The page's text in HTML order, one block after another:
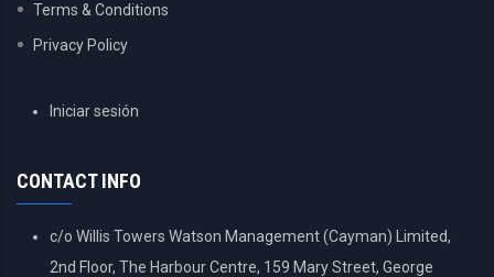
Terms & Conditions
Privacy Policy
USERIniciar sesión
CONTACT INFO
c/o Willis Towers Watson Management (Cayman) Limited,
2nd Floor, The Harbour Centre, 159 Mary Street, George